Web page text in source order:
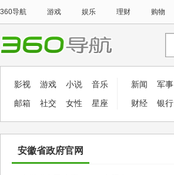
360导航 游戏 娱乐 理财 购物
影视 游戏 小说
音乐
邮箱
社交 女性 星座
新闻 军事
财经
银行
安徽省政府官网